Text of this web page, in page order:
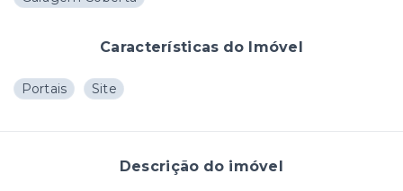
Características do Imóvel
Portais Site
Descrição do imóvel